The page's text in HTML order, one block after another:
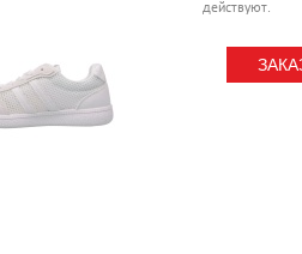
действуют.